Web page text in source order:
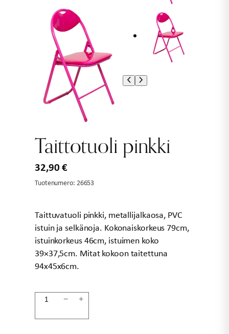
Taittotuoli pinkki
32,90€
Tuotenumero: 26653
Taittuvatuoli pinkki, metallijalkaosa, PVC
istuin ja selkänoja. Kokonaiskorkeus 79cm,
istuinkorkeus 46cm, istuimen koko
39×37,5cm. Mitat kokoon taitettuna
94x45x6cm.
Taittotuoli
− +